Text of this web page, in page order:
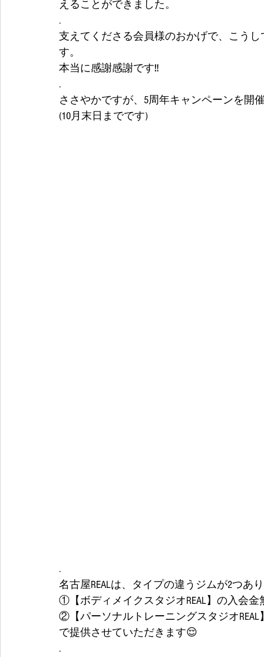
えることができました。
.
支えてくださる会員様のおかげで、こう
す。
本当に感謝感謝です‼️
.
ささやかですが、5周年キャンペーンを開
(10月末日までです)
.
名古屋REALは、タイプの違うジムが2つあ
①【ボディメイクスタジオREAL】の入会金
②【パーソナルトレーニングスタジオ
で提供させていただきます😌
.